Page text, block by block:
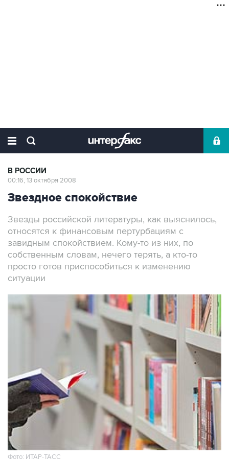
В РОССИИ
00:16, 13 октября 2008
Звездное спокойствие
Звезды российской литературы, как выяснилось,
относятся к финансовым пертурбациям с
завидным спокойствием. Кому-то из них, по
собственным словам, нечего терять, а кто-то
просто готов приспособиться к изменению
ситуации
Фото: ИТАР-ТАСС